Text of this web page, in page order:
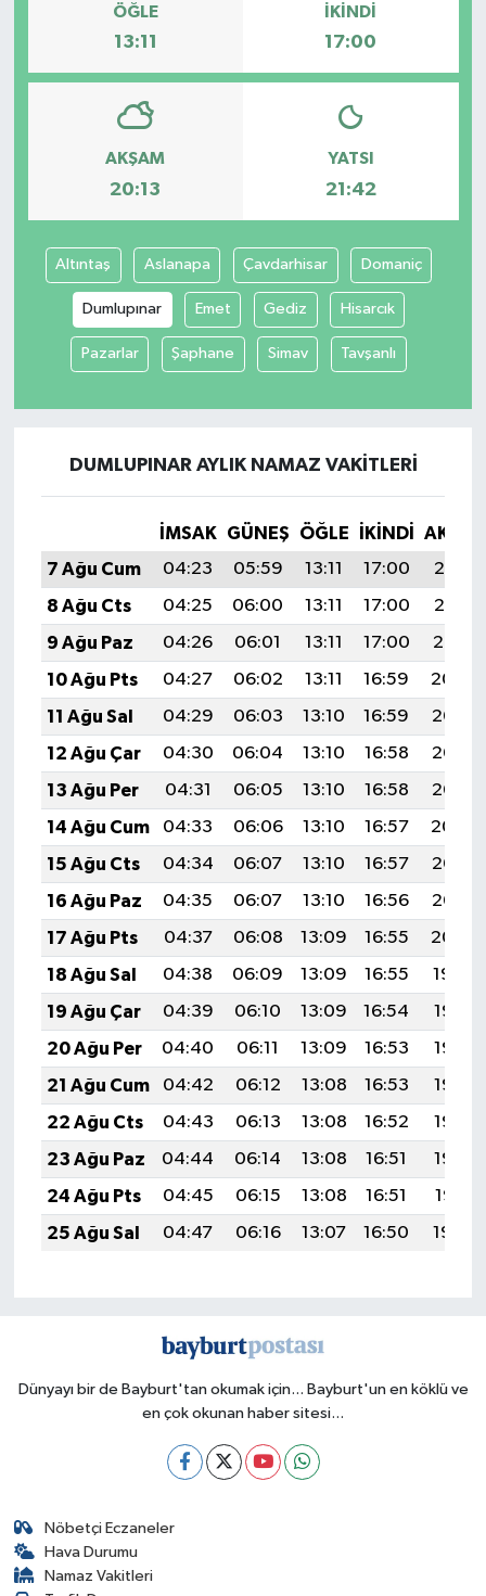
ÖĞLE
13:11
İKINDI
17:00
AKŞAM
20:13
YATSI
21:42
Altıntaş Aslanapa Çavdarhisar Domaniç
Dumlupınar Emet Gediz Hisarcık
Pazarlar Şaphane Simav Tavşanlı
DUMLUPINAR AYLIK NAMAZ VAKITLERI
İMSAK GÜNEŞ ÖĞLE İKINDI
7 Ağu Cum
04:23 05:59 13:11 17:00
20:13
8 Ağu Cts
04:25 06:00 13:11 17:00
20:12
9 Ağu Paz
04:26 06:01 13:11 17:00
20:10
10 Ağu Pts
04:27 06:02 13:11 16:59
20:09
11 Ağu Sal
04:29 06:03 13:10 16:59
20:08
12 Ağu Çar
04:30 06:04 13:10 16:58
20:07
13 Ağu Per
04:31 06:05 13:10 16:58
20:06
14 Ağu Cum
04:33 06:06 13:10 16:57
20:04
15 Ağu Cts
04:34 06:07 13:10 16:57
20:03
16 Ağu Paz
04:35 06:07 13:10 16:56
20:02
17 Ağu Pts
04:37 06:08 13:09 16:55
20:00
18 Ağu Sal
04:38 06:09 13:09 16:55
19:59
19 Ağu Çar
04:39 06:10 13:09 16:54
19:58
20 Ağu Per
04:40 06:11 13:09 16:53
19:56
21 Ağu Cum
04:42 06:12 13:08 16:53
19:55
22 Ağu Cts
04:43 06:13 13:08 16:52
19:53
23 Ağu Paz
04:44 06:14 13:08 16:51
19:52
24 Ağu Pts
04:45 06:15 13:08 16:51
19:51
25 Ağu Sal
04:47 06:16 13:07 16:50 19:49
Dünyayı bir de Bayburt'tan okumak için... Bayburt'un en köklü ve
en çok okunan haber sitesi...
Nöbetçi Eczaneler
Hava Durumu
Namaz Vakitleri